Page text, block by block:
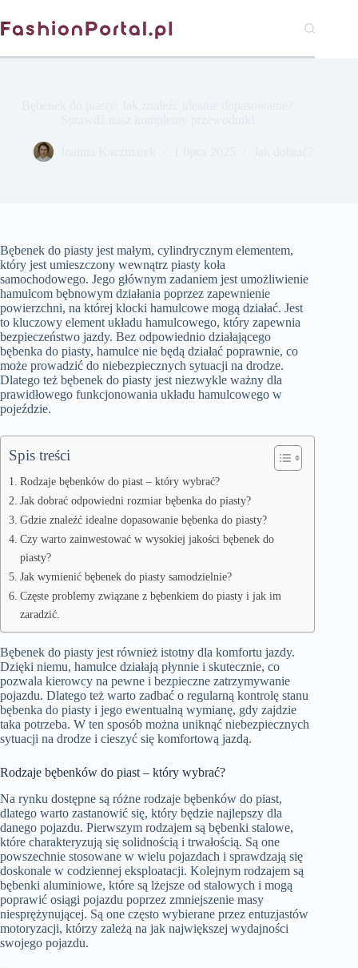
do
treści
Bębenek do piasty jest małym, cylindrycznym elementem,
który jest umieszczony wewnątrz piasty koła
samochodowego. Jego głównym zadaniem jest umożliwienie
hamulcom bębnowym działania poprzez zapewnienie
powierzchni, na której klocki hamulcowe mogą działać. Jest
to kluczowy element układu hamulcowego, który zapewnia
bezpieczeństwo jazdy. Bez odpowiednio działającego
bębenka do piasty, hamulce nie będą działać poprawnie, co
może prowadzić do niebezpiecznych sytuacji na drodze.
Dlatego też bębenek do piasty jest niezwykle ważny dla
prawidłowego funkcjonowania układu hamulcowego w
pojeździe.
Spis treści
Rodzaje bębenków do piast – który wybrać?
Jak dobrać odpowiedni rozmiar bębenka do piasty?
Gdzie znaleźć idealne dopasowanie bębenka do piasty?
Czy warto zainwestować w wysokiej jakości bębenek do
piasty?
Jak wymienić bębenek do piasty samodzielnie?
Częste problemy związane z bębenkiem do piasty i jak im
zaradzić.
Bębenek do piasty jest również istotny dla komfortu jazdy.
Dzięki niemu, hamulce działają płynnie i skutecznie, co
pozwala kierowcy na pewne i bezpieczne zatrzymywanie
pojazdu. Dlatego też warto zadbać o regularną kontrolę stanu
bębenka do piasty i jego ewentualną wymianę, gdy zajdzie
taka potrzeba. W ten sposób można uniknąć niebezpiecznych
sytuacji na drodze i cieszyć się komfortową jazdą.
Rodzaje bębenków do piast – który wybrać?
Na rynku dostępne są różne rodzaje bębenków do piast,
dlatego warto zastanowić się, który będzie najlepszy dla
danego pojazdu. Pierwszym rodzajem są bębenki stalowe,
które charakteryzują się solidnością i trwałością. Są one
powszechnie stosowane w wielu pojazdach i sprawdzają się
doskonale w codziennej eksploatacji. Kolejnym rodzajem są
bębenki aluminiowe, które są lżejsze od stalowych i mogą
poprawić osiągi pojazdu poprzez zmniejszenie masy
niesprężynującej. Są one często wybierane przez entuzjastów
motoryzacji, którzy zależą na jak największej wydajności
swojego pojazdu.